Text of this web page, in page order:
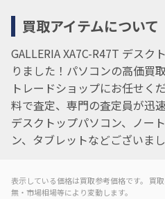
買取アイテムについて
GALLERIA XA7C-R47T デスク
りました！パソコンの高価買
トレードショップにお任せく
料で査定、専門の査定員が迅
デスクトップパソコン、ノー
ン、タブレットなどございま
表示している価格は買取参考価格です。 買
無・市場相場等により変動します。